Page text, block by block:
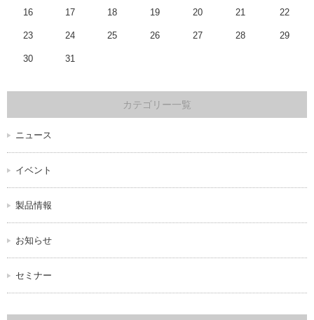
16 17 18 19 20 21 22
23 24 25 26 27 28 29
30 31
カテゴリー一覧
ニュース
イベント
製品情報
お知らせ
セミナー